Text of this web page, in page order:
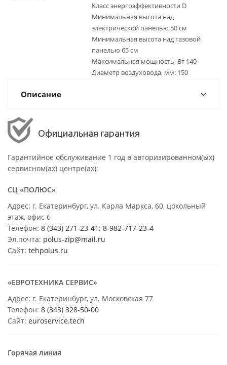
Класс энергоэффективности D
Минимальная высота над
электрической панелью 50 см
Минимальная высота над газовой
панелью 65 см
Максимальная мощность, Вт 140
Диаметр воздуховода, мм: 150
Описание
Официальная гарантия
Гарантийное обслуживание 1 год в авторизированном(ых)
сервисном(ах) центре(ах):
СЦ «ПОЛЮС»
Адрес: г. Екатеринбург, ул. Карла Маркса, 60, цокольный
этаж, офис 6
Телефон: 8 (343) 271-23-41; 8-982-717-23-4
Эл.почта: polus-zip@mail.ru
Сайт: tehpolus.ru
«ЕВРОТЕХНИКА СЕРВИС»
Адрес: г. Екатеринбург, ул. Московская 77
Телефон: 8 (343) 328-50-00
Сайт: euroservice.tech
Горячая линия